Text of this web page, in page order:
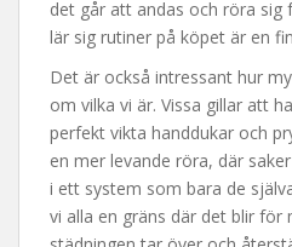
det går att andas och röra
lär sig rutiner på köpet är en
Det är också intressant hur
om vilka vi är. Vissa gillar att
perfekt vikta handdukar och
en mer levande röra, där
i ett system som bara de
vi alla en gräns där det blir för